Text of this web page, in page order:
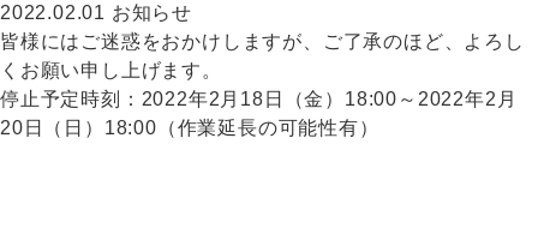
2022.02.01 お知らせ
皆様にはご迷惑をおかけしますが、ご了承のほど、よろし
くお願い申し上げます。
停止予定時刻：2022年2月18日（金）18:00～2022年2月
20日（日）18:00（作業延長の可能性有）